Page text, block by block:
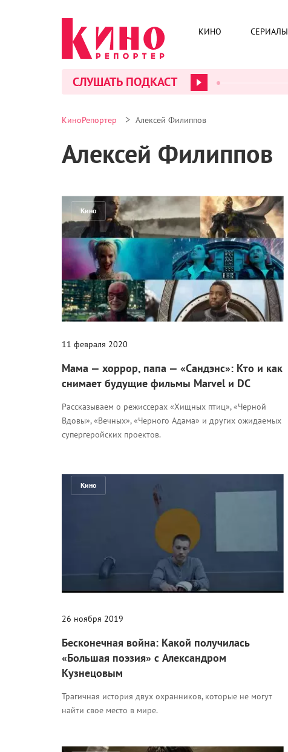
КИНО СЕРИАЛЫ
СЛУШАТЬ ПОДКАСТ
КиноРепортер > Алексей Филиппов
Алексей Филиппов
Кино
11 февраля 2020
Мама — хоррор, папа — «Сандэнс»: Кто и как
снимает будущие фильмы Marvel и DC
Рассказываем о режиссерах «Хищных птиц», «Черной
Вдовы», «Вечных», «Черного Адама» и других ожидаемых
супергеройских проектов.
Кино
26 ноября 2019
Бесконечная война: Какой получилась
«Большая поэзия» с Александром
Кузнецовым
Трагичная история двух охранников, которые не могут
найти свое место в мире.